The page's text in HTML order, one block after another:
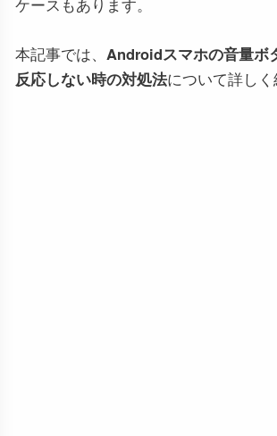
ケースもあります。
本記事では、 Androidスマホの音量ボ
反応しない時の対処法について詳しく